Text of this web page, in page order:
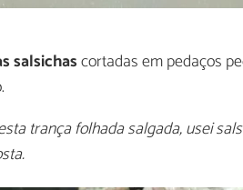
salsichascortadas em pedaços
trança folhada salgada, usei